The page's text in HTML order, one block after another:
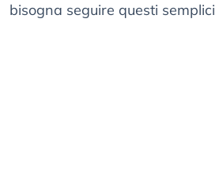
bisogna seguire questi